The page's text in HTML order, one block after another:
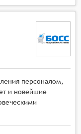
персоналом,
и новейшие